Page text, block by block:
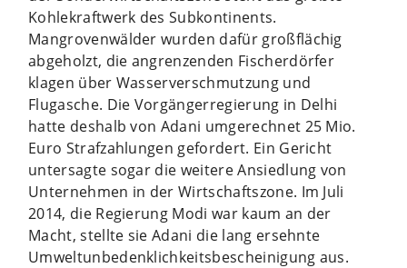
Kohlekraftwerk des Subkontinents.
Mangrovenwälder wurden dafür großflächig
abgeholzt, die angrenzenden Fischerdörfer
klagen über Wasserverschmutzung und
Flugasche. Die Vorgängerregierung in Delhi
hatte deshalb von Adani umgerechnet 25 Mio.
Euro Strafzahlungen gefordert. Ein Gericht
untersagte sogar die weitere Ansiedlung von
Unternehmen in der Wirtschaftszone. Im Juli
2014, die Regierung Modi war kaum an der
Macht, stellte sie Adani die lang ersehnte
Umweltunbedenklichkeitsbescheinigung aus.